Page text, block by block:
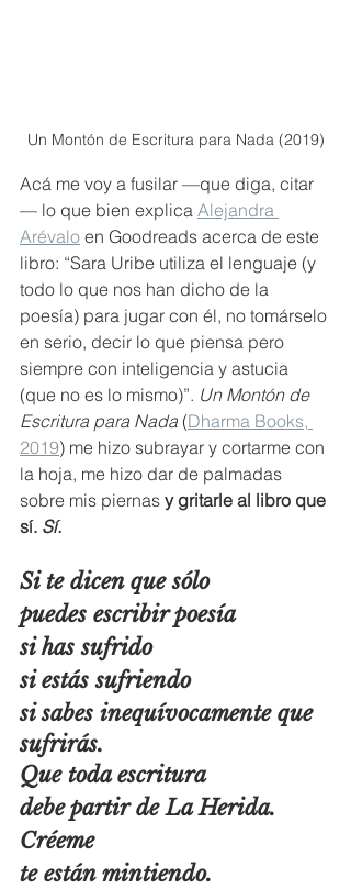
Un Montón de Escritura para Nada (2019)
Acá me voy a fusilar —que diga, citar
— lo que bien explica Alejandra
Arévalo en Goodreads acerca de este
libro: “Sara Uribe utiliza el lenguaje (y
todo lo que nos han dicho de la
poesía) para jugar con él, no tomárselo
en serio, decir lo que piensa pero
siempre con inteligencia y astucia
(que no es lo mismo)”. Un Montón de
Escritura para Nada (Dharma Books,
2019) me hizo subrayar y cortarme con
la hoja, me hizo dar de palmadas
sobre mis piernas y gritarle al libro que
sí. Sí.
Si te dicen que sólo
puedes escribir poesía
si has sufrido
si estás sufriendo
si sabes inequívocamente que
sufrirás.
Que toda escritura
debe partir de La Herida.
Créeme
te están mintiendo.